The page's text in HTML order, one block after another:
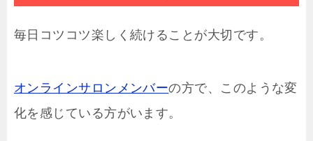
毎日コツコツ楽しく続けることが大切です。
オンラインサロンメンバーの方で、このような変
化を感じている方がいます。